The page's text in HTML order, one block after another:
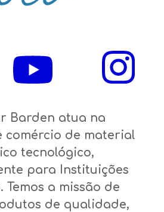
Barden atua na
comércio de material
tecnológico,
para Instituições
Temos a missão de
de qualidade,